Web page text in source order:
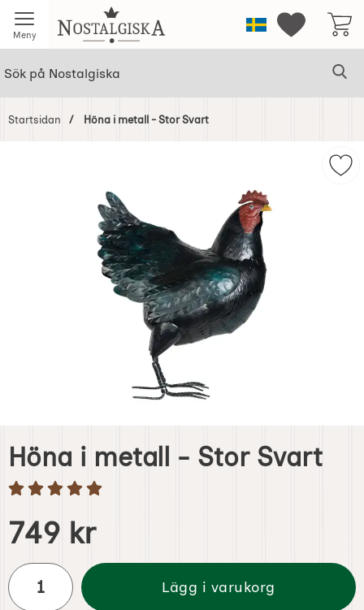
Meny Startsidan för NostalgiskaSverigeMina
Startsidan Höna i metall - Stor Svart
Höna i metall - Stor Svart
Handla denna produkt Höna i metall - Stor Svart
pris
749 kr
antal
Lägg i varukorg